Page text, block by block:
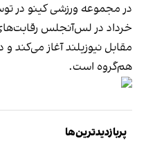
خرداد در لس‌آنجلس
مقابل نیوزیلند آغاز می‌کند
هم‌گروه است.
پربازدیدترین‌ها